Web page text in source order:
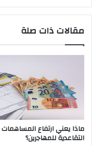
مقالات ذات صلة
ماذا يعني ارتفاع المساهمات
التقاعدية للمهاجرين؟